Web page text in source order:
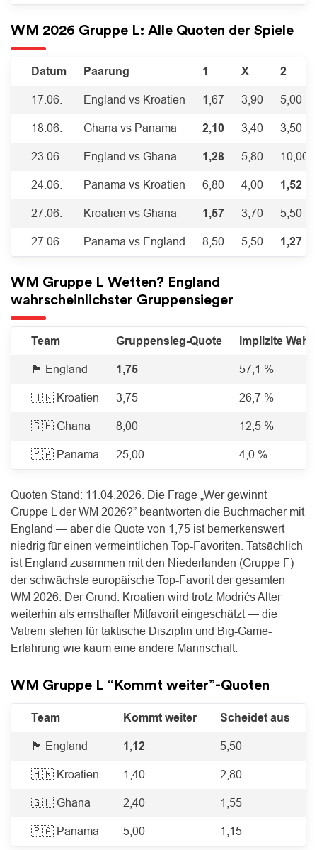
WM 2026 Gruppe L: Alle Quoten der Spiele
Datum Paarung 1 X 2
17.06. England vs Kroatien 1,67 3,90 5,00
18.06. Ghana vs Panama 2,10 3,40 3,50
23.06. England vs Ghana 1,28 5,80 10,00
24.06. Panama vs Kroatien 6,80 4,00 1,52
27.06. Kroatien vs Ghana 1,57 3,70 5,50
27.06. Panama vs England 8,50 5,50 1,27
WM Gruppe L Wetten? England
wahrscheinlichster Gruppensieger
Team Gruppensieg-Quote Implizite
🏴󠁧󠁢󠁥󠁮󠁧󠁿 England 1,75 57,1 %
🇭🇷 Kroatien 3,75 26,7 %
🇬🇭 Ghana 8,00 12,5 %
🇵🇦 Panama 25,00 4,0 %
Quoten Stand: 11.04.2026. Die Frage „Wer gewinnt
Gruppe L der WM 2026?” beantworten die Buchmacher mit
England — aber die Quote von 1,75 ist bemerkenswert
niedrig für einen vermeintlichen Top-Favoriten. Tatsächlich
ist England zusammen mit den Niederlanden (Gruppe F)
der schwächste europäische Top-Favorit der gesamten
WM 2026. Der Grund: Kroatien wird trotz Modrićs Alter
weiterhin als ernsthafter Mitfavorit eingeschätzt — die
Vatreni stehen für taktische Disziplin und Big-Game-
Erfahrung wie kaum eine andere Mannschaft.
WM Gruppe L “Kommt weiter”-Quoten
Team Kommt weiter Scheidet aus
🏴󠁧󠁢󠁥󠁮󠁧󠁿 England 1,12 5,50
🇭🇷 Kroatien 1,40 2,80
🇬🇭 Ghana 2,40 1,55
🇵🇦 Panama 5,00 1,15